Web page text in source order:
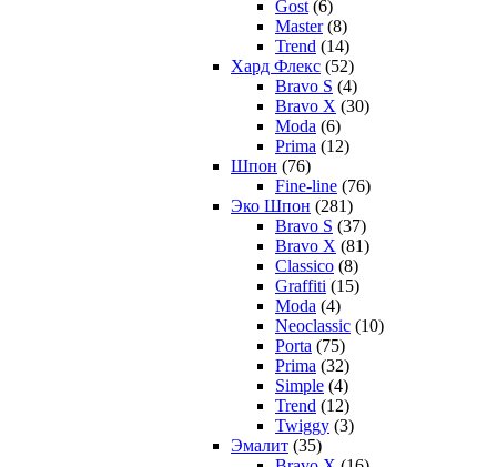
Gost (6)
Master (8)
Trend (14)
Хард Флекс (52)
Bravo S (4)
Bravo X (30)
Moda (6)
Prima (12)
Шпон (76)
Fine-line (76)
Эко Шпон (281)
Bravo S (37)
Bravo X (81)
Classico (8)
Graffiti (15)
Moda (4)
Neoclassic (10)
Porta (75)
Prima (32)
Simple (4)
Trend (12)
Twiggy (3)
Эмалит (35)